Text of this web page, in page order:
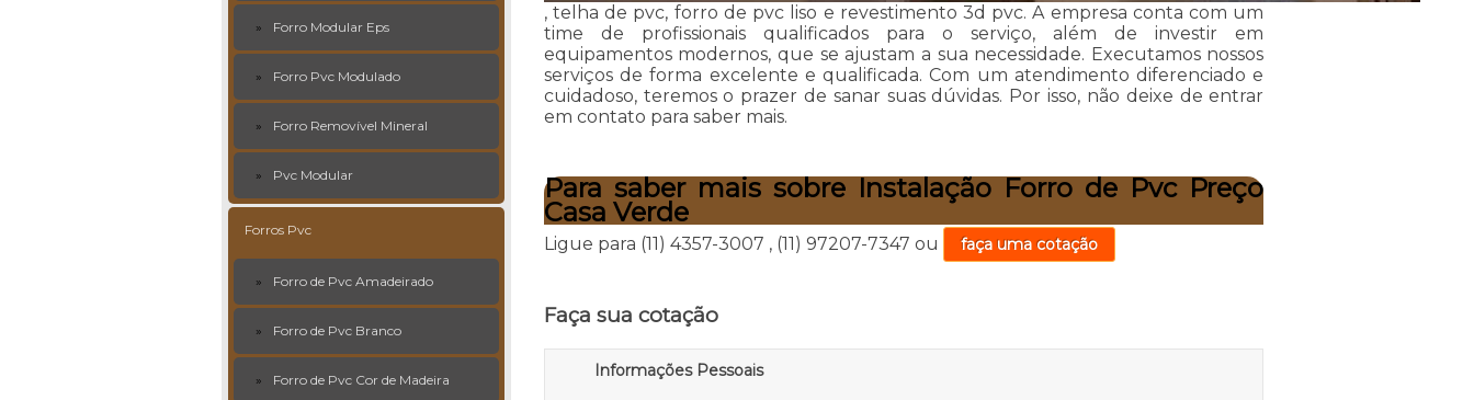
Forro Modular Eps
Forro Pvc Modulado
Forro Removível Mineral
Pvc Modular
Forros Pvc
Forro de Pvc Amadeirado
Forro de Pvc Branco
Forro de Pvc Cor de Madeira
, telha de pvc, forro de pvc liso e revestimento 3d pvc. A empresa conta com um
time de profissionais qualificados para o serviço, além de investir em
equipamentos modernos, que se ajustam a sua necessidade. Executamos nossos
serviços de forma excelente e qualificada. Com um atendimento diferenciado e
cuidadoso, teremos o prazer de sanar suas dúvidas. Por isso, não deixe de entrar
em contato para saber mais.
Para saber mais sobre Instalação Forro de Pvc Preço
Casa Verde
Ligue para (11) 4357-3007 , (11) 97207-7347 ou faça uma cotação
Faça sua cotação
Informações Pessoais